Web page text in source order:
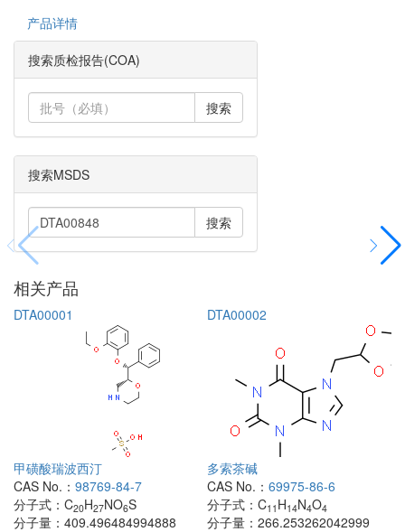
产品详情
搜索质检报告(COA)
搜索
搜索MSDS
搜索
相关产品
DTA00001
甲磺酸瑞波西汀
CAS No.： 98769-84-7
分子式： C20H27NO6S
分子量： 409.496484994888
DTA00002
多索茶碱
CAS No.： 69975-86-6
分子式： C11 H14N4O4
分子量： 266.253262042999